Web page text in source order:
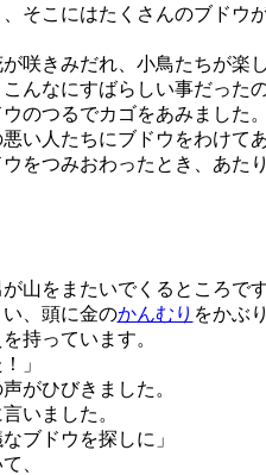
そこにはたくさんのブドウ
咲きみだれ、小鳥たちが楽
んなにすばらしい事だったの
のつるでカゴをあみました。
い人たちにブドウをわけて
をつみおわったとき、あた
山をまたいでくるところです
、頭に金のかんむり をかぶ
持っています。
」
がひびきました。
いました。
ブドウを探しに」
、